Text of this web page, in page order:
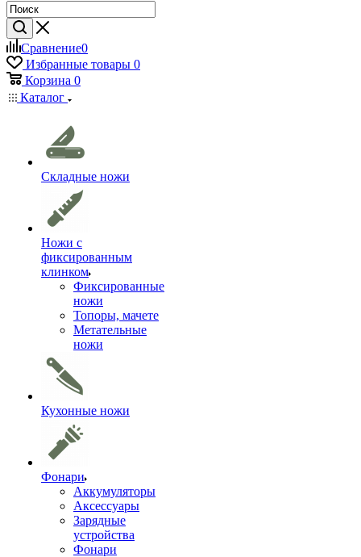
Сравнение0
Избранные товары 0
Корзина 0
Каталог
Складные ножи
Ножи с
фиксированным
клинком
Фиксированные
ножи
Топоры, мачете
Метательные
ножи
Кухонные ножи
Фонари
Аккумуляторы
Аксессуары
Зарядные
устройства
Фонари